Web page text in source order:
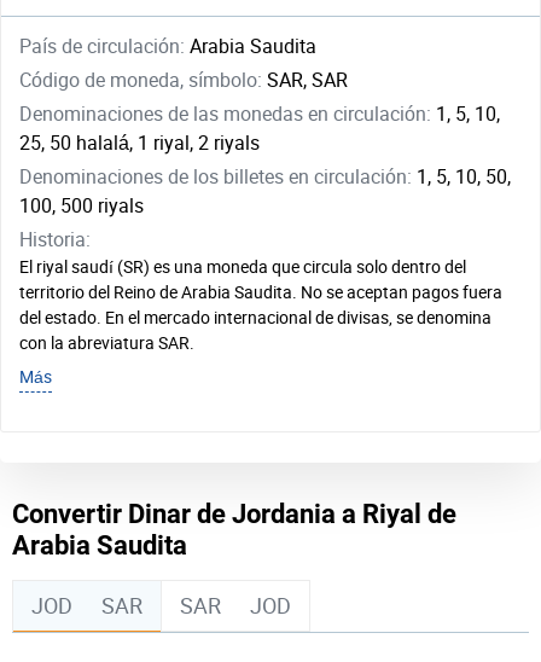
País de circulación: Arabia Saudita
Código de moneda, símbolo: SAR, SAR
Denominaciones de las monedas en circulación: 1, 5, 10,
25, 50 halalá, 1 riyal, 2 riyals
Denominaciones de los billetes en circulación: 1, 5, 10, 50,
100, 500 riyals
Historia:
El riyal saudí (SR) es una moneda que circula solo dentro del
territorio del Reino de Arabia Saudita. No se aceptan pagos fuera
del estado. En el mercado internacional de divisas, se denomina
con la abreviatura SAR.
Más
Convertir Dinar de Jordania a Riyal de
Arabia Saudita
JOD SAR SAR JOD